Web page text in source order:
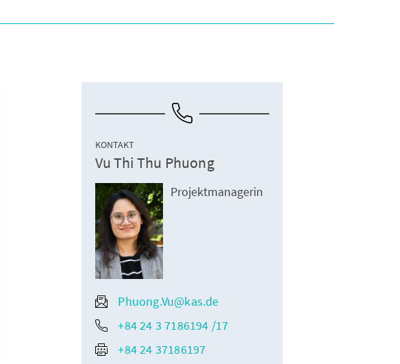
KONTAKT
Vu Thi Thu Phuong
Projektmanagerin
Phuong.Vu@kas.de
+84 24 3 7186194 /17
+84 24 37186197